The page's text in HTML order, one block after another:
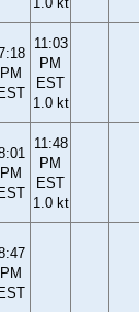
PM
EST
11:03
PM
EST
1.0 kt
PM
EST
11:48
PM
EST
1.0 kt
PM
EST